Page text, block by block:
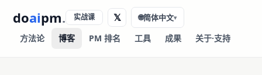
doaipm.
方法论 博客 PM 排名 工具 成果 关于·支持
实战课 𝕏 🌐简体中文▾